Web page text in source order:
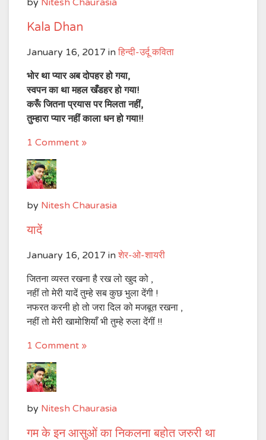
by Nitesh Chaurasia
Kala Dhan
January 16, 2017 in हिन्दी-उर्दू कविता
भोर था प्यार अब दोपहर हो गया,
स्वपन का था महल खँडहर हो गया!
करूँ जितना प्रयास पर मिलता नहीं,
तुम्हारा प्यार नहीं काला धन हो गया!!
1 Comment »
by Nitesh Chaurasia
यादें
January 16, 2017 in शेर-ओ-शायरी
जितना व्यस्त रखना है रख लो खुद को ,
नहीं तो मेरी यादें तुम्हे सब कुछ भुला देंगी !
नफरत करनी हो तो जरा दिल को मजबूत रखना ,
नहीं तो मेरी खामोशियाँ भी तुम्हे रुला देंगीं !!
1 Comment »
by Nitesh Chaurasia
गम के इन आसुओं का निकलना बहोत जरुरी था